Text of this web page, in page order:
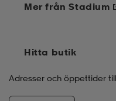
Mer från Stadium
Hitta butik
Adresser och öppettider